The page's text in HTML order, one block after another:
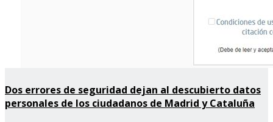
Dos errores de seguridad dejan al descubierto datos
personales de los ciudadanos de Madrid y Cataluña